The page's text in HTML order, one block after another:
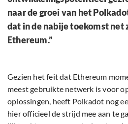
naar de groei van het
dat in de nabije toekomst net
Ethereum.”
Gezien het feit dat Ethereum
meest gebruikte netwerk is voor
oplossingen, heeft Polkadot nog
hier officieel de strijd mee aan te